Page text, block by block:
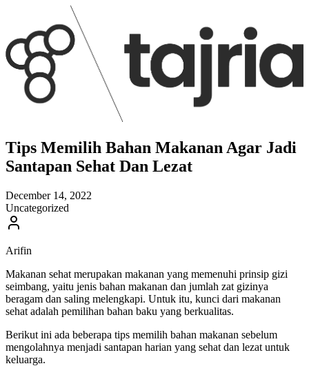
Tips Memilih Bahan Makanan Agar Jadi
Santapan Sehat Dan Lezat
December 14, 2022
Uncategorized
Arifin
Makanan sehat merupakan makanan yang memenuhi prinsip gizi
seimbang, yaitu jenis bahan makanan dan jumlah zat gizinya
beragam dan saling melengkapi. Untuk itu, kunci dari makanan
sehat adalah pemilihan bahan baku yang berkualitas.
Berikut ini ada beberapa tips memilih bahan makanan sebelum
mengolahnya menjadi santapan harian yang sehat dan lezat untuk
keluarga.